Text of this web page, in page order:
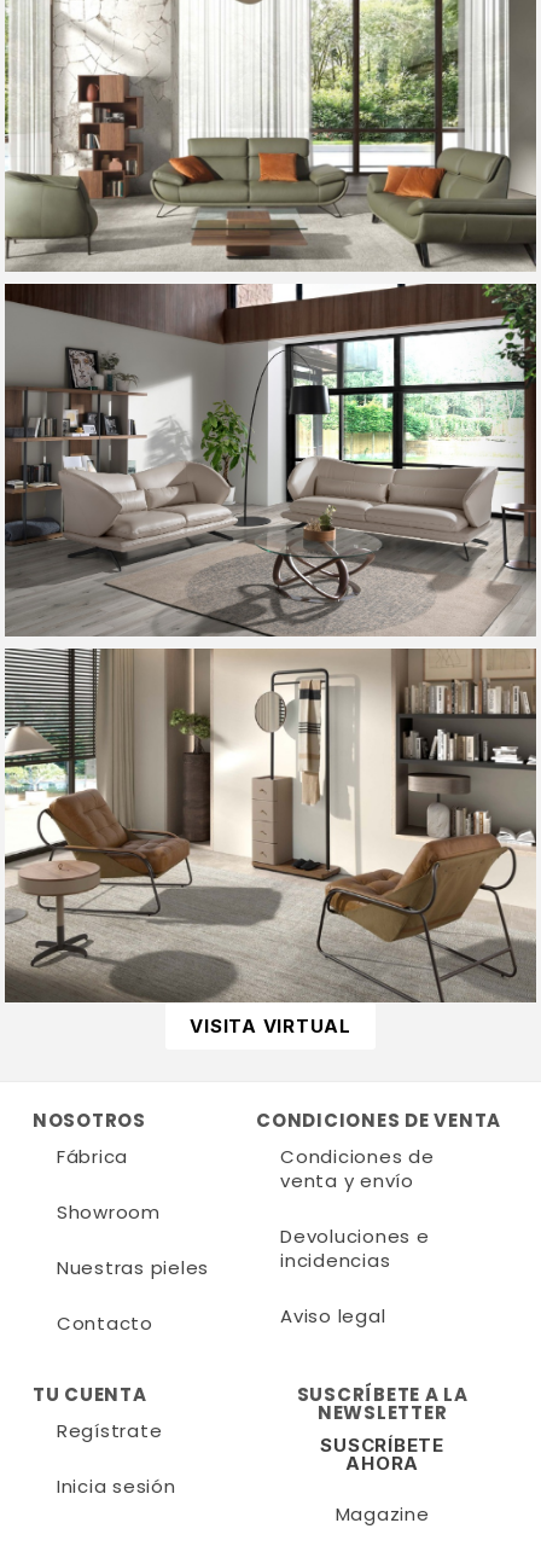
VISITA VIRTUAL
NOSOTROS
Fábrica
Showroom
Nuestras pieles
Contacto
CONDICIONES DE VENTA
Condiciones de
venta y envío
Devoluciones e
incidencias
Aviso legal
TU CUENTA
Regístrate
Inicia sesión
SUSCRÍBETE A LA
NEWSLETTER
SUSCRÍBETE
AHORA
Magazine